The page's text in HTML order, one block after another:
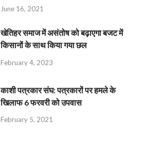
June 16, 2021
खेतिहर समाज में असंतोष को बढ़ाएगा बजट में
किसानों के साथ किया गया छल
February 4, 2023
काशी पत्रकार संघ: पत्रकारों पर हमले के
खिलाफ 6 फरवरी को उपवास
February 5, 2021